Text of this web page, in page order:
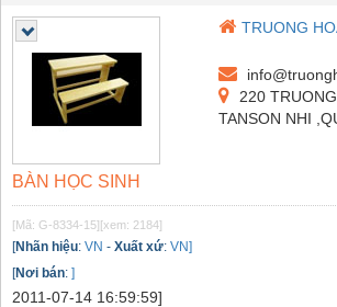
TRUONG
220
TANSON NHI
BÀN HỌC SINH
[Mã: G-8334-15][xem: 2184]
[Nhãn hiệu: VN - Xuất xứ: VN]
[Nơi bán: ]
2011-07-14 16:59:59]